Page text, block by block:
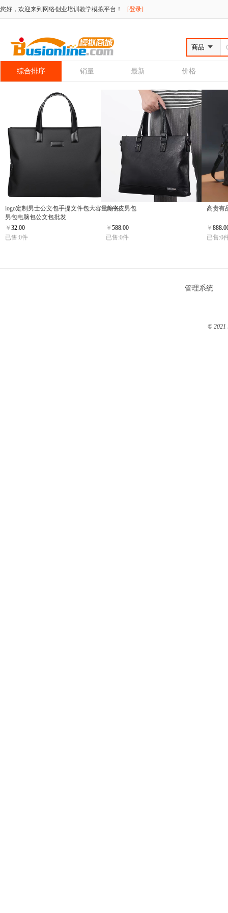
您好，欢迎来到网络创业培训教学模拟平台！ [登录]
综合排序 销量 最新 价格
logo定制男士公文包手提文件包大容量商务
男包电脑包公文包批发
￥ 32.00
已售:0件
真牛皮男包
￥ 588.00
已售:0件
高贵有
￥
已售:0
管理系统
© 2021